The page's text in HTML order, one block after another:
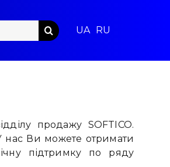
продажу SOFTICO.
нас Ви можете отримати
підтримку по ряду